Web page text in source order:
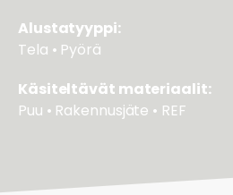
Alustatyyppi:
Tela • Pyörä
Käsiteltävät materiaalit:
Puu • Rakennusjäte • REF